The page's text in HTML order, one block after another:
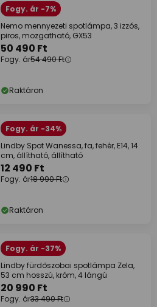
Fogy. ár -7%
Nemo mennyezeti spotlámpa, 3 izzós,
piros, mozgatható, GX53
50 490 Ft
Fogy. ár54 490 Ft
Raktáron
Fogy. ár -34%
Lindby Spot Wanessa, fa, fehér, E14, 14
cm, állítható, állítható
12 490 Ft
Fogy. ár18 990 Ft
Raktáron
Fogy. ár -37%
Lindby fürdőszobai spotlámpa Zela,
53 cm hosszú, króm, 4 lángú
20 990 Ft
Fogy. ár33 490 Ft